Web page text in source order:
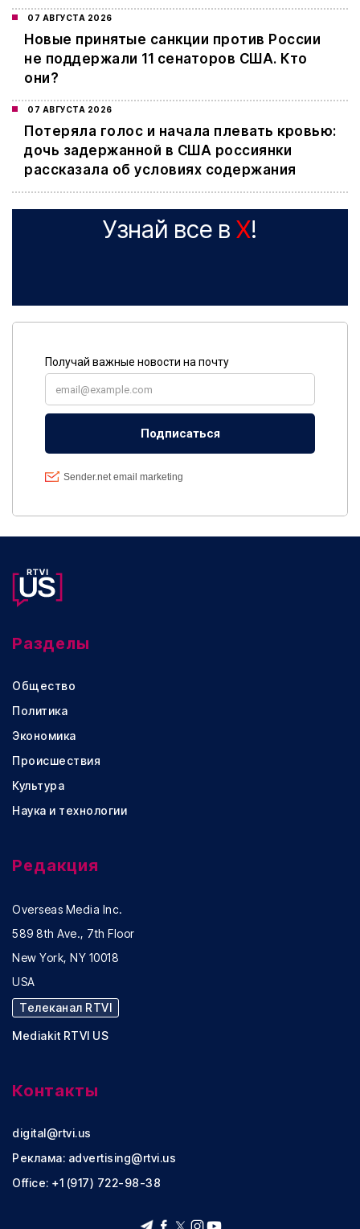
07 АВГУСТА 2026
Новые принятые санкции против России
не поддержали 11 сенаторов США. Кто
они?
07 АВГУСТА 2026
Потеряла голос и начала плевать кровью:
дочь задержанной в США россиянки
рассказала об условиях содержания
Узнай все в X!
Разделы
Общество
Политика
Экономика
Происшествия
Культура
Наука и технологии
Редакция
Overseas Media Inc.
589 8th Ave., 7th Floor
New York, NY 10018
USA
Телеканал RTVI
Mediakit RTVI US
Контакты
digital@rtvi.us
Реклама: advertising@rtvi.us
Office: +1 (917) 722-98-38